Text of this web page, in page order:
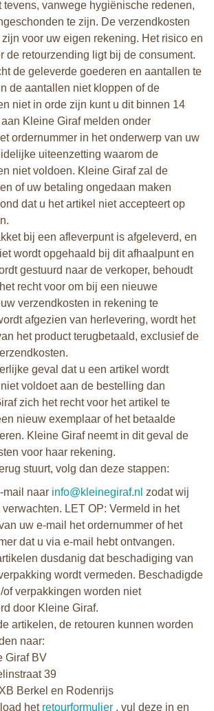
tevens, vanwege hygiënische redenen,
te zijn. De verzendkosten
voor uw eigen rekening. Het risico en
de retourzending ligt bij de consument.
de geleverde goederen en aantallen te
de aantallen niet kloppen of de
niet in orde zijn kunt u dit binnen 14
Kleine Giraf melden onder
ordernummer in het onderwerp van uw
uiteenzetting waarom de
niet voldoen. Kleine Giraf zal de
of uw betaling ongedaan maken
dat u het artikel niet accepteert op
bij een afleverpunt is afgeleverd, en
wordt opgehaald bij dit afhaalpunt en
gestuurd naar de verkoper, behoudt
recht voor om bij een nieuwe
verzendkosten in rekening te
afgezien van herlevering, wordt het
het product terugbetaald, exclusief de
geval dat u een artikel wordt
voldoet aan de bestelling dan
zich het recht voor het artikel te
nieuw exemplaar of het betaalde
Kleine Giraf neemt in dit geval de
voor haar rekening.
stuurt, volg dan deze stappen:
mail naar info@kleinegiraf.nl zodat wij
LET OP: Vermeld in het
uw e-mail het ordernummer of het
dat u via e-mail hebt ontvangen.
dusdanig dat beschadiging van
wordt vermeden. Beschadigde
of verpakkingen worden niet
door Kleine Giraf.
artikelen, de retouren kunnen worden
naar:
Giraf BV
39
Berkel en Rodenrijs
het retourformulier , vul deze in en